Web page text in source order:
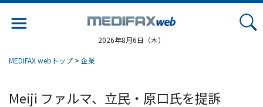
2026年8月6日（木）
MEDIFAX webトップ > 企業
Meiji ファルマ、立民・原口氏を提訴